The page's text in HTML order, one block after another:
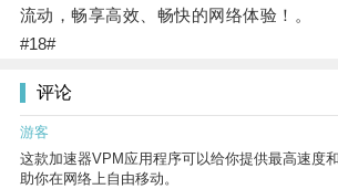
流动，畅享高效、畅快的网络体验！。
#18#
评论
游客
这款加速器VPM应用程序可以给你提供最高速度
助你在网络上自由移动。